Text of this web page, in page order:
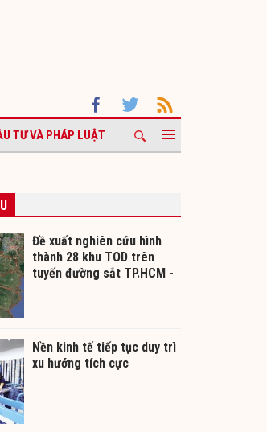
TƯ VÀ PHÁP LUẬT
Đề xuất nghiên cứu hình
thành 28 khu TOD trên
tuyến đường sắt TP.HCM -
Nền kinh tế tiếp tục duy trì
xu hướng tích cực